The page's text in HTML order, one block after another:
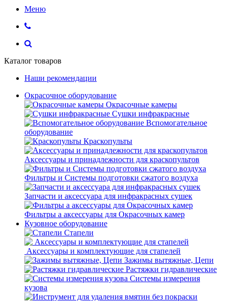
Меню
Каталог товаров
Наши рекомендации
Окрасочное оборудование
Окрасочные камеры
Сушки инфракрасные
Вспомогательное
оборудование
Краскопульты
Аксессуары и принадлежности для краскопультов
Фильтры и Системы подготовки сжатого воздуха
Запчасти и аксессуара для инфракрасных сушек
Фильтры а аксессуары для Окрасочных камер
Кузовное оборудование
Стапели
Аксессуары и комплектующие для стапелей
Зажимы вытяжные, Цепи
Растяжки гидравлические
Системы измерения
кузова